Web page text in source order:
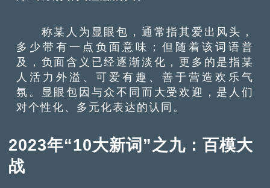
称某人为显眼包，通常指其爱出风头，
多少带有一点负面意味；但随着该词语普
及，负面含义已经逐渐淡化，更多的是指某
人活力外溢、可爱有趣、善于营造欢乐气
氛。显眼包因与众不同而大受欢迎，是人们
对个性化、多元化表达的认同。
2023年“10大新词”之九：百模大
战